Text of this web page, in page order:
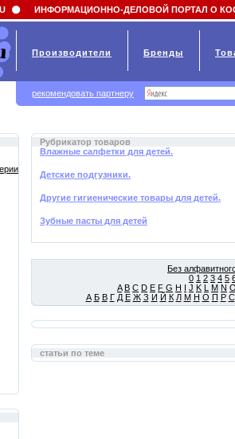
value
Рубрикатор товаров
Влажные салфетки для детей.
Детские подгузники.
Другие гигиенические товары для детей.
Зубные пасты для детей
Без
0 1 2 3 4 5
A B C D E F G H I J K L M N
А Б В Г Д Е Ж З И Й К Л М Н О П Р С
статьи по теме
ИНФОРМАЦИОННО-ДЕЛОВОЙ ПОРТАЛ О
Производители Бренды
рекомендовать партнеру